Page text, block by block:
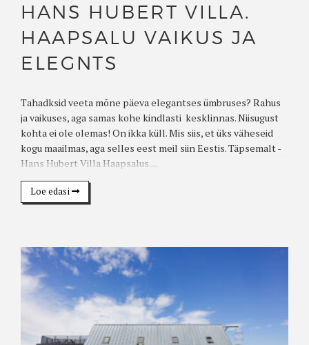
HANS HUBERT VILLA.
HAAPSALU VAIKUS JA
ELEGNTS
Tahadksid veeta mõne päeva elegantses ümbruses? Rahus
ja vaikuses, aga samas kohe kindlasti kesklinnas. Niisugust
kohta ei ole olemas! On ikka küll. Mis siis, et üks väheseid
kogu maailmas, aga selles eest meil siin Eestis. Täpsemalt -
Hans Hubert Villa Haapsalus....
Loe edasi